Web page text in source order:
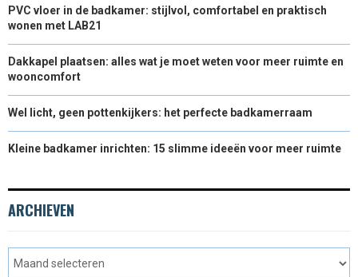
PVC vloer in de badkamer: stijlvol, comfortabel en praktisch
wonen met LAB21
Dakkapel plaatsen: alles wat je moet weten voor meer ruimte en
wooncomfort
Wel licht, geen pottenkijkers: het perfecte badkamerraam
Kleine badkamer inrichten: 15 slimme ideeën voor meer ruimte
ARCHIEVEN